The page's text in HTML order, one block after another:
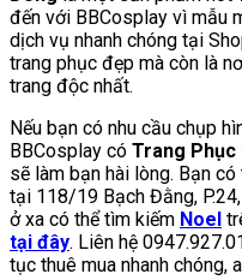
đến với BBCosplay vì mẫu
dịch vụ nhanh chóng tại
trang phục đẹp mà còn là
trang độc nhất.
Nếu bạn có nhu cầu chụp
BBCosplay có Trang Phục
sẽ làm bạn hài lòng. Bạn
tại 118/19 Bạch Đằng, P.24,
ở xa có thể tìm kiếm Noel
tại đây. Liên hệ
tục thuê mua nhanh chóng,